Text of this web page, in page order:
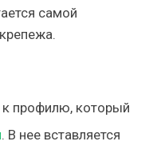
самой
к профилю, который
. В нее вставляется